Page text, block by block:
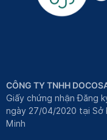
CÔNG TY TNHH
Giấy chứng nhận Đăng
ngày 27/04/2020 tại Sở
Minh